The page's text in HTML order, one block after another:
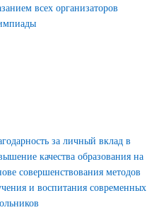
всех организаторов
за личный вклад в
качества образования на
совершенствования методов
и воспитания современных